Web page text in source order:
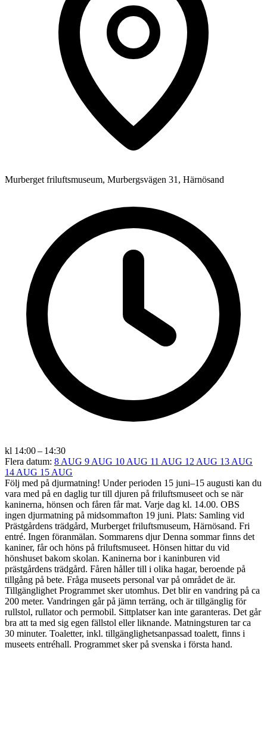
Murberget friluftsmuseum, Murbergsvägen 31, Härnösand
kl 14:00 – 14:30
Flera datum: 8 AUG 9 AUG 10 AUG 11 AUG 12 AUG 13 AUG
14 AUG 15 AUG
Följ med på djurmatning! Under perioden 15 juni–15 augusti kan du
vara med på en daglig tur till djuren på friluftsmuseet och se när
kaninerna, hönsen och fåren får mat. Varje dag kl. 14.00. OBS
ingen djurmatning på midsommafton 19 juni. Plats: Samling vid
Prästgårdens trädgård, Murberget friluftsmuseum, Härnösand. Fri
entré. Ingen föranmälan. Sommarens djur Denna sommar finns det
kaniner, får och höns på friluftsmuseet. Hönsen hittar du vid
hönshuset bakom skolan. Kaninerna bor i kaninburen vid
prästgårdens trädgård. Fåren håller till i olika hagar, beroende på
tillgång på bete. Fråga museets personal var på området de är.
Tillgänglighet Programmet sker utomhus. Det blir en vandring på ca
200 meter. Vandringen går på jämn terräng, och är tillgänglig för
rullstol, rullator och permobil. Sittplatser kan inte garanteras. Det går
bra att ta med sig egen fällstol eller liknande. Matningsturen tar ca
30 minuter. Toaletter, inkl. tillgänglighetsanpassad toalett, finns i
museets entréhall. Programmet sker på svenska i första hand.